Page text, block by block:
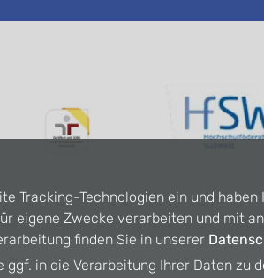
Tracking-Technologien ein und
eigene Zwecke verarbeiten und mit
finden Sie in unserer
ggf. in die Verarbeitung Ihrer Daten zu